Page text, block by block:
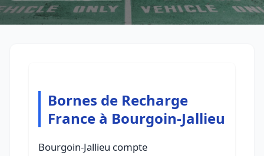
Bornes de Recharge
France à Bourgoin-Jallieu
Bourgoin-Jallieu compte